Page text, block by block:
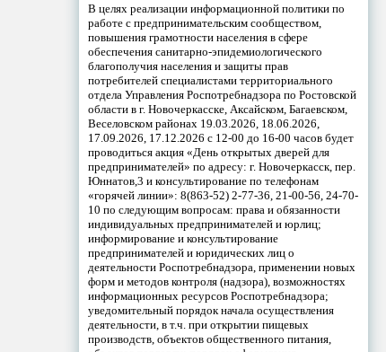
В целях реализации информационной политики по
работе с предпринимательским сообществом,
повышения грамотности населения в сфере
обеспечения санитарно-эпидемиологического
благополучия населения и защиты прав
потребителей специалистами территориального
отдела Управления Роспотребнадзора по Ростовской
области в г. Новочеркасске, Аксайском, Багаевском,
Веселовском районах 19.03.2026, 18.06.2026,
17.09.2026, 17.12.2026 с 12-00 до 16-00 часов будет
проводиться акция «День открытых дверей для
предпринимателей» по адресу: г. Новочеркасск, пер.
Юннатов,3 и консультирование по телефонам
«горячей линии»: 8(863-52) 2-77-36, 21-00-56, 24-70-
10 по следующим вопросам: права и обязанности
индивидуальных предпринимателей и юрлиц;
информирование и консультирование
предпринимателей и юридических лиц о
деятельности Роспотребнадзора, применении новых
форм и методов контроля (надзора), возможностях
информационных ресурсов Роспотребнадзора;
уведомительный порядок начала осуществления
деятельности, в т.ч. при открытии пищевых
производств, объектов общественного питания,